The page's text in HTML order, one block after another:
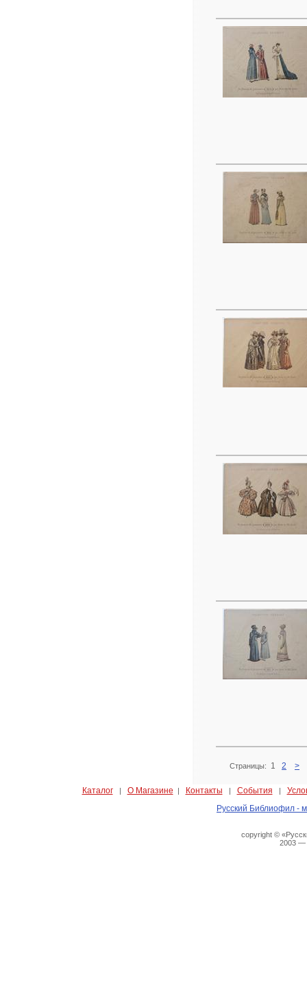
Страницы: 1 2 >
Каталог| О Магазине | Контакты | События |
Русский Библиофил -
copyright ©
2003 —